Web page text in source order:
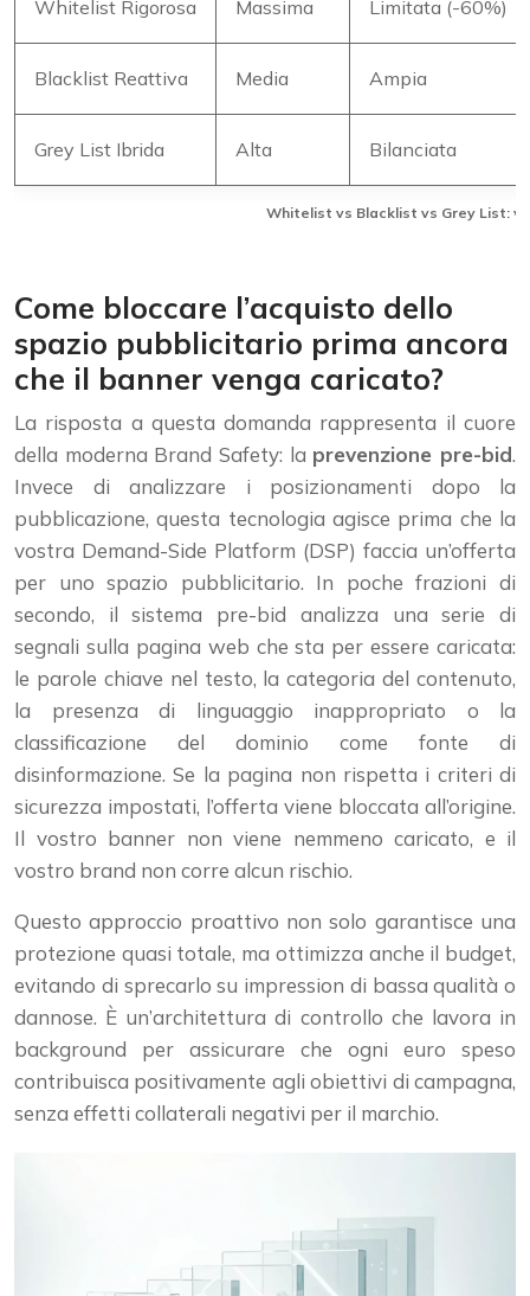
Whitelist vs Blacklist vs Grey List:
Whitelist Rigorosa Massima Limitata (-60%)
Blacklist Reattiva Media Ampia
Grey List Ibrida Alta Bilanciata
Come bloccare l’acquisto dello
spazio pubblicitario prima ancora
che il banner venga caricato?
La risposta a questa domanda rappresenta il cuore
della moderna Brand Safety: la prevenzione pre-bid.
Invece di analizzare i posizionamenti dopo la
pubblicazione, questa tecnologia agisce prima che la
vostra Demand-Side Platform (DSP) faccia un’offerta
per uno spazio pubblicitario. In poche frazioni di
secondo, il sistema pre-bid analizza una serie di
segnali sulla pagina web che sta per essere caricata:
le parole chiave nel testo, la categoria del contenuto,
la presenza di linguaggio inappropriato o la
classificazione del dominio come fonte di
disinformazione. Se la pagina non rispetta i criteri di
sicurezza impostati, l’offerta viene bloccata all’origine.
Il vostro banner non viene nemmeno caricato, e il
vostro brand non corre alcun rischio.
Questo approccio proattivo non solo garantisce una
protezione quasi totale, ma ottimizza anche il budget,
evitando di sprecarlo su impression di bassa qualità o
dannose. È un’architettura di controllo che lavora in
background per assicurare che ogni euro speso
contribuisca positivamente agli obiettivi di campagna,
senza effetti collaterali negativi per il marchio.